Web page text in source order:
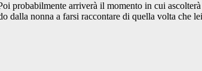
probabilmente arriverà il momento in cui
nonna a farsi raccontare di quella volta che